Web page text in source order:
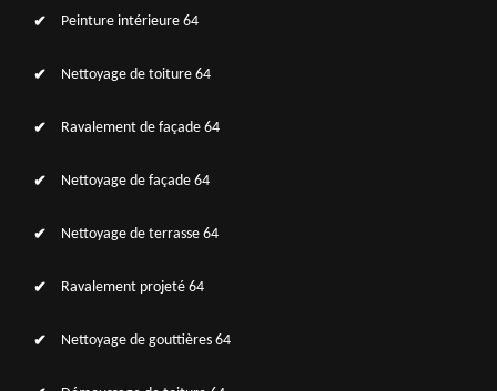
Peinture intérieure 64
Nettoyage de toiture 64
Ravalement de façade 64
Nettoyage de façade 64
Nettoyage de terrasse 64
Ravalement projeté 64
Nettoyage de gouttières 64